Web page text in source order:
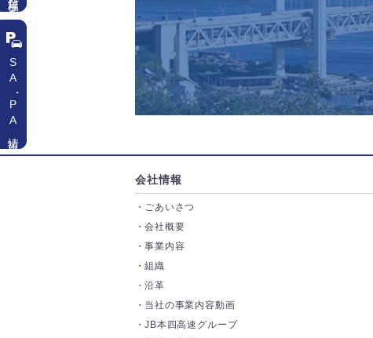
会社情報
ごあいさつ
会社概要
事業内容
組織
沿革
当社の事業内容動画
JB本四高速グループ
SA
・
PA情報